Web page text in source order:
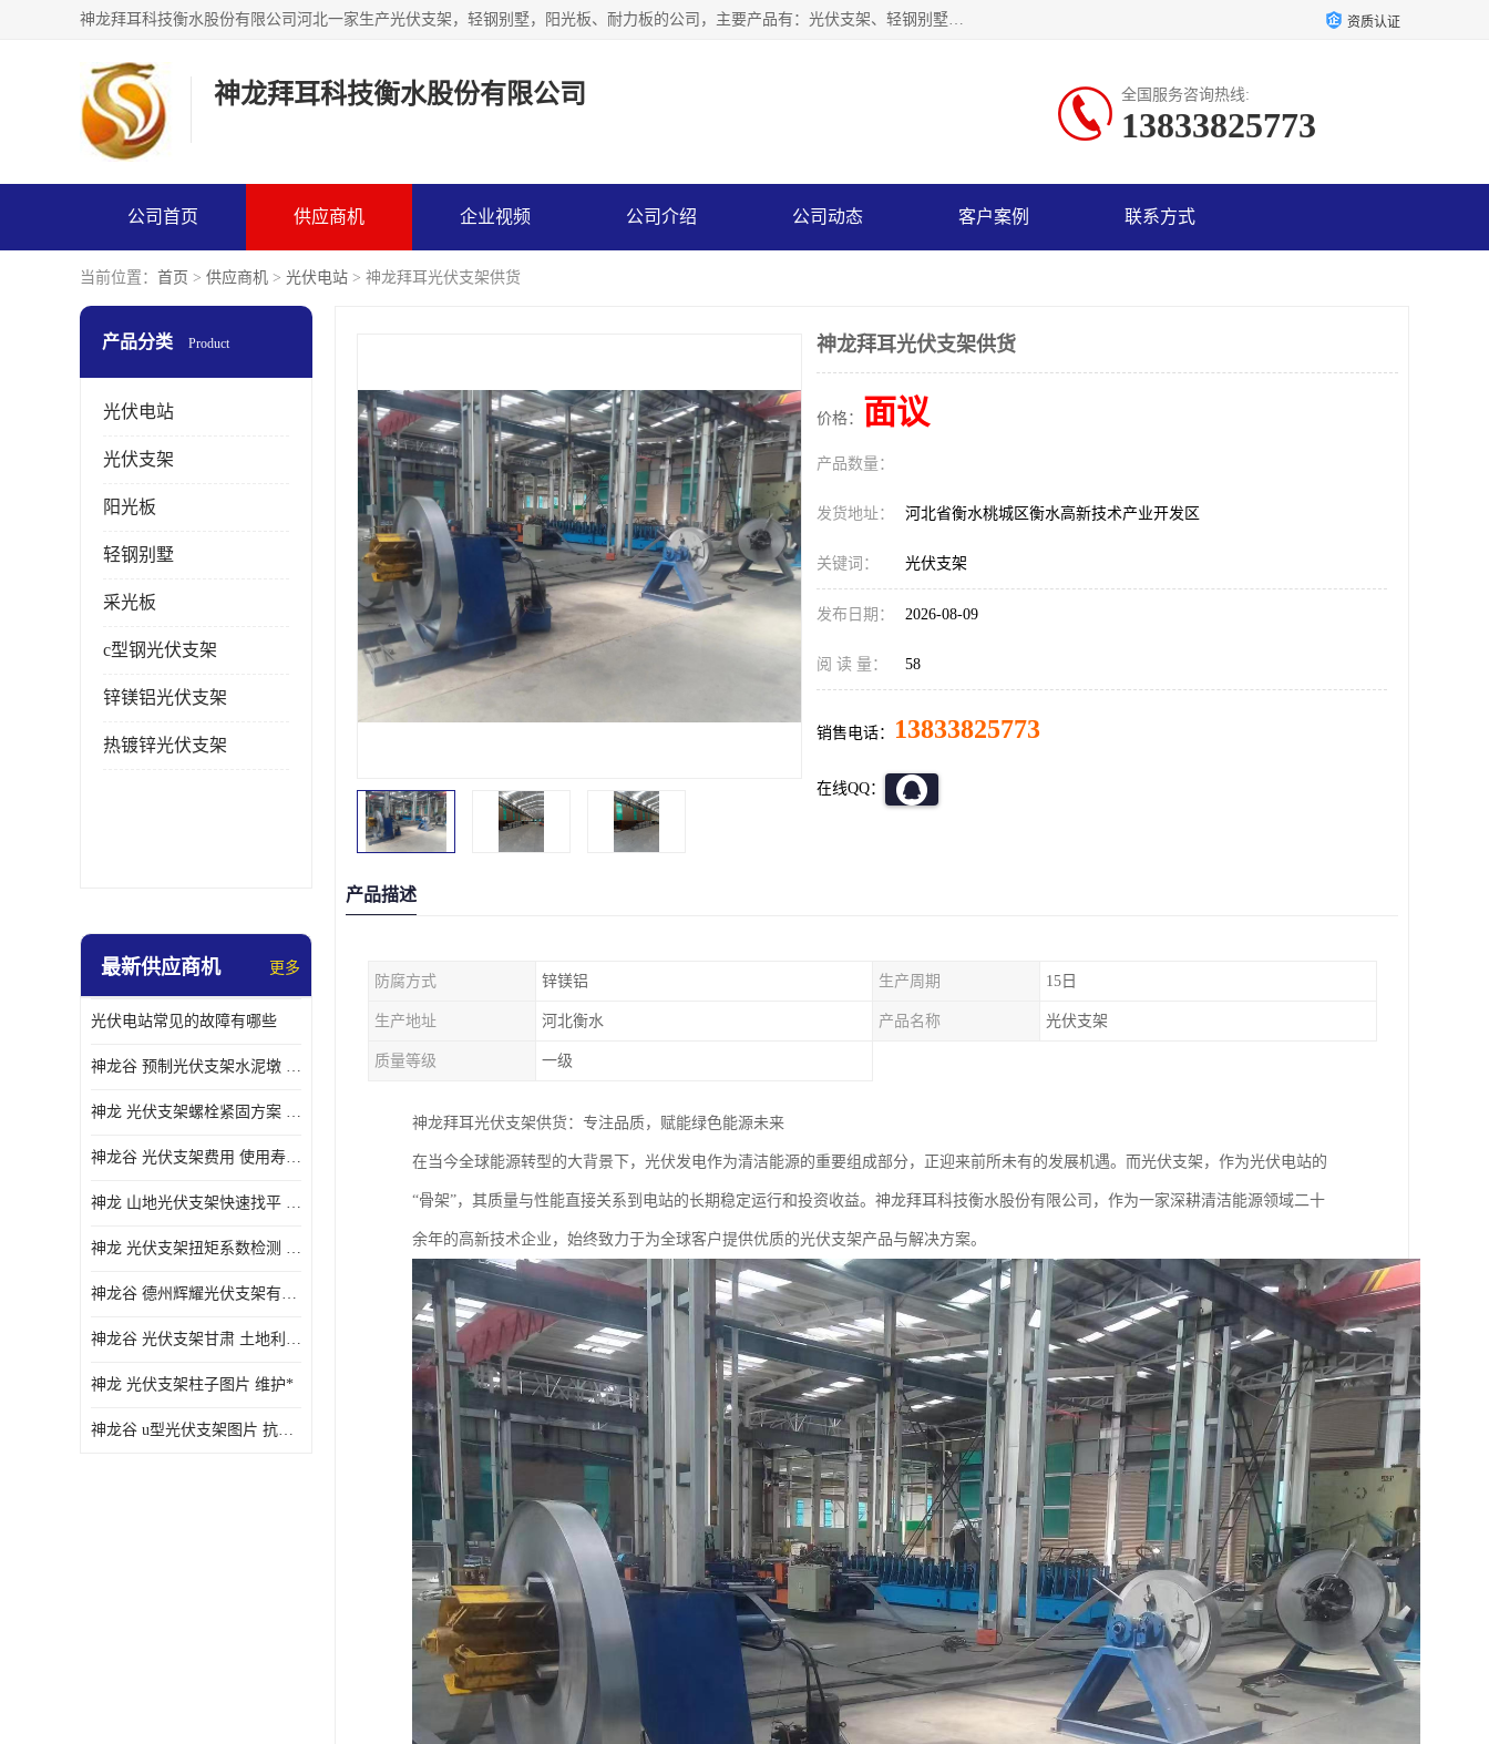
神龙拜耳科技衡水股份有限公司河北一家生产光伏支架，轻钢别墅，阳光板、耐力板的公司，主要产品有：光伏支架、轻钢别墅、阳光板、耐力板、采光板等，公司参与制定了多项标准。 资质认证
神龙拜耳科技衡水股份有限公司 全国服务咨询热线:
13833825773
公司首页 供应商机 企业视频 公司介绍 公司动态 客户案例 联系方式
当前位置： 首页 > 供应商机 > 光伏电站 > 神龙拜耳光伏支架供货
产品分类 Product
光伏电站
光伏支架
阳光板
轻钢别墅
采光板
c型钢光伏支架
锌镁铝光伏支架
热镀锌光伏支架
最新供应商机 更多
光伏电站常见的故障有哪些
神龙谷 预制光伏支架水泥墩 抗震性能优
神龙 光伏支架螺栓紧固方案 土地利用率高
神龙谷 光伏支架费用 使用寿命长
神龙 山地光伏支架快速找平 抗风耐压
神龙 光伏支架扭矩系数检测 适应性强
神龙谷 德州辉耀光伏支架有限公司 材质多样
神龙谷 光伏支架甘肃 土地利用率高
神龙 光伏支架柱子图片 维护*
神龙谷 u型光伏支架图片 抗紫外线
神龙拜耳光伏支架供货
价格： 面议
产品数量：
发货地址： 河北省衡水桃城区衡水高新技术产业开发区
关键词： 光伏支架
发布日期： 2026-08-09
阅 读 量： 58
销售电话： 13833825773
在线QQ：
产品描述
防腐方式 锌镁铝 生产周期 15日
生产地址 河北衡水 产品名称 光伏支架
质量等级 一级
神龙拜耳光伏支架供货：专注品质，赋能绿色能源未来
在当今全球能源转型的大背景下，光伏发电作为清洁能源的重要组成部分，正迎来前所未有的发展机遇。而光伏支架，作为光伏电站的
“骨架”，其质量与性能直接关系到电站的长期稳定运行和投资收益。神龙拜耳科技衡水股份有限公司，作为一家深耕清洁能源领域二十
余年的高新技术企业，始终致力于为全球客户提供优质的光伏支架产品与解决方案。